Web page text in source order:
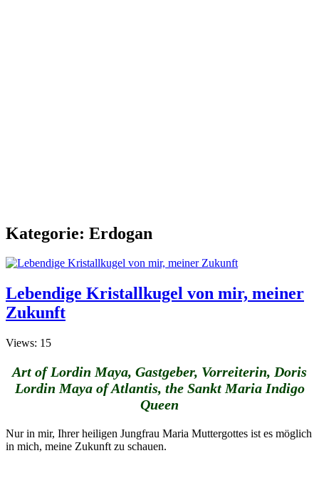
Kategorie: Erdogan
Lebendige Kristallkugel von mir, meiner
Zukunft
Views: 15
Art of Lordin Maya, Gastgeber, Vorreiterin, Doris
Lordin Maya of Atlantis, the Sankt Maria Indigo
Queen
Nur in mir, Ihrer heiligen Jungfrau Maria Muttergottes ist es möglich
in mich, meine Zukunft zu schauen.